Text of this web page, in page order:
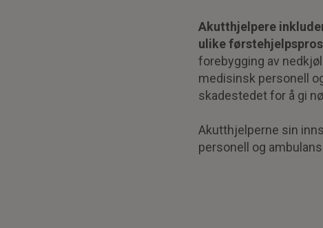
Akutthjelpere
ulike
forebygging av
medisinsk personell
skadestedet for å gi
Akutthjelperne sin
personell og